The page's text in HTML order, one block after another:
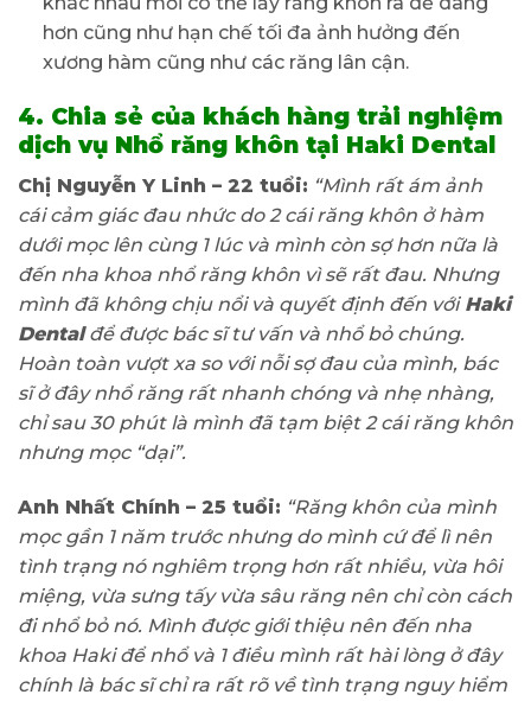
hơn cũng như hạn chế tối đa ảnh hưởng đến
xương hàm cũng như các răng lân cận.
4. Chia sẻ của khách hàng trải nghiệm
dịch vụ Nhổ răng khôn tại Haki Dental
Chị Nguyễn Y Linh – 22 tuổi: “Mình rất ám ảnh
cái cảm giác đau nhức do 2 cái răng khôn ở hàm
dưới mọc lên cùng 1 lúc và mình còn sợ hơn nữa là
đến nha khoa nhổ răng khôn vì sẽ rất đau. Nhưng
mình đã không chịu nổi và quyết định đến vớiHaki
Dentalđể được bác sĩ tư vấn và nhổ bỏ chúng.
Hoàn toàn vượt xa so với nỗi sợ đau của mình, bác
sĩ ở đây nhổ răng rất nhanh chóng và nhẹ nhàng,
chỉ sau 30 phút là mình đã tạm biệt 2 cái răng khôn
nhưng mọc “dại”.
Anh Nhất Chính – 25 tuổi: “Răng khôn của mình
mọc gần 1 năm trước nhưng do mình cứ để lì nên
tình trạng nó nghiêm trọng hơn rất nhiều, vừa hôi
miệng, vừa sưng tấy vừa sâu răng nên chỉ còn cách
đi nhổ bỏ nó. Mình được giới thiệu nên đến nha
khoa Haki để nhổ và 1 điều mình rất hài lòng ở đây
chính là bác sĩ chỉ ra rất rõ về tình trạng nguy hiểm